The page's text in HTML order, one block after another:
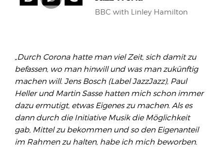
BBC with Linley Hamilton
„Durch Corona hatte man viel Zeit, sich damit zu
befassen, wo man hinwill und was man zukünftig
machen will. Jens Bosch (Label JazzJazz), Paul
Heller und Martin Sasse hatten mich schon immer
dazu ermutigt, etwas Eigenes zu machen. Als es
dann durch die Initiative Musik die Möglichkeit
gab, Mittel zu bekommen und so den Eigenanteil
im Rahmen zu halten, habe ich mich beworben.